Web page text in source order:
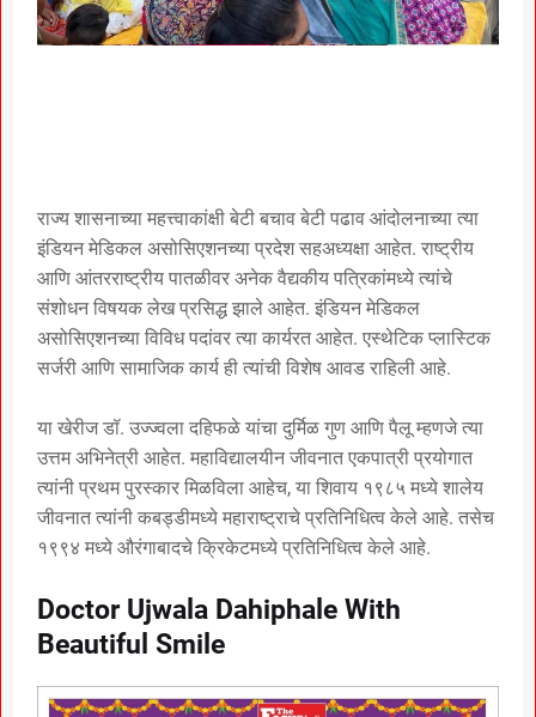
राज्य शासनाच्या महत्त्वाकांक्षी बेटी बचाव बेटी पढाव आंदोलनाच्या त्या
इंडियन मेडिकल असोसिएशनच्या प्रदेश सहअध्यक्षा आहेत. राष्ट्रीय
आणि आंतरराष्ट्रीय पातळीवर अनेक वैद्यकीय पत्रिकांमध्ये त्यांचे
संशोधन विषयक लेख प्रसिद्ध झाले आहेत. इंडियन मेडिकल
असोसिएशनच्या विविध पदांवर त्या कार्यरत आहेत. एस्थेटिक प्लास्टिक
सर्जरी आणि सामाजिक कार्य ही त्यांची विशेष आवड राहिली आहे.
या खेरीज डॉ. उज्ज्वला दहिफळे यांचा दुर्मिळ गुण आणि पैलू म्हणजे त्या
उत्तम अभिनेत्री आहेत. महाविद्यालयीन जीवनात एकपात्री प्रयोगात
त्यांनी प्रथम पुरस्कार मिळविला आहेच, या शिवाय १९८५ मध्ये शालेय
जीवनात त्यांनी कबड्डीमध्ये महाराष्ट्राचे प्रतिनिधित्व केले आहे. तसेच
१९९४ मध्ये औरंगाबादचे क्रिकेटमध्ये प्रतिनिधित्व केले आहे.
Doctor Ujwala Dahiphale With
Beautiful Smile